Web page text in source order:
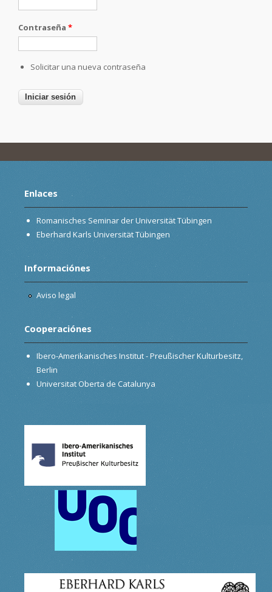
Contraseña *
Solicitar una nueva contraseña
Enlaces
Romanisches Seminar der Universität Tübingen
Eberhard Karls Universität Tübingen
Informaciónes
Aviso legal
Cooperaciónes
Ibero-Amerikanisches Institut - Preußischer Kulturbesitz,
Berlin
Universitat Oberta de Catalunya